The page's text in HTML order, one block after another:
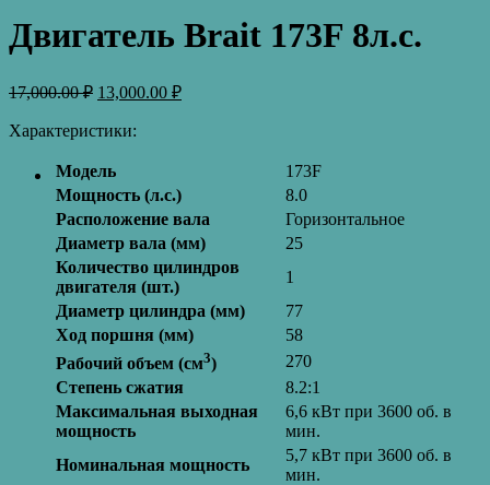
Двигатель Brait 173F 8л.с.
17,000.00₽ 13,000.00 ₽
Характеристики:
Модель
173F
Мощность (л.с.)
8.0
Расположение вала
Горизонтальное
Диаметр вала (мм)
25
Количество цилиндров
двигателя (шт.)
1
Диаметр цилиндра (мм)
77
Ход поршня (мм)
58
Рабочий объем (см3)
270
Степень сжатия
8.2:1
Максимальная выходная
мощность
6,6 кВт при 3600 об. в
мин.
Номинальная мощность
5,7 кВт при 3600 об. в
мин.